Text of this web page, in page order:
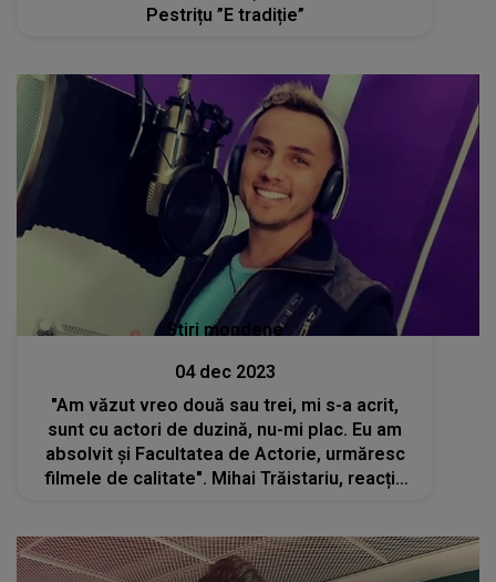
Pestrițu ”E tradiție”
Stiri mondene
04 dec 2023
"Am văzut vreo două sau trei, mi s-a acrit,
sunt cu actori de duzină, nu-mi plac. Eu am
absolvit și Facultatea de Actorie, urmăresc
filmele de calitate". Mihai Trăistariu, reacție